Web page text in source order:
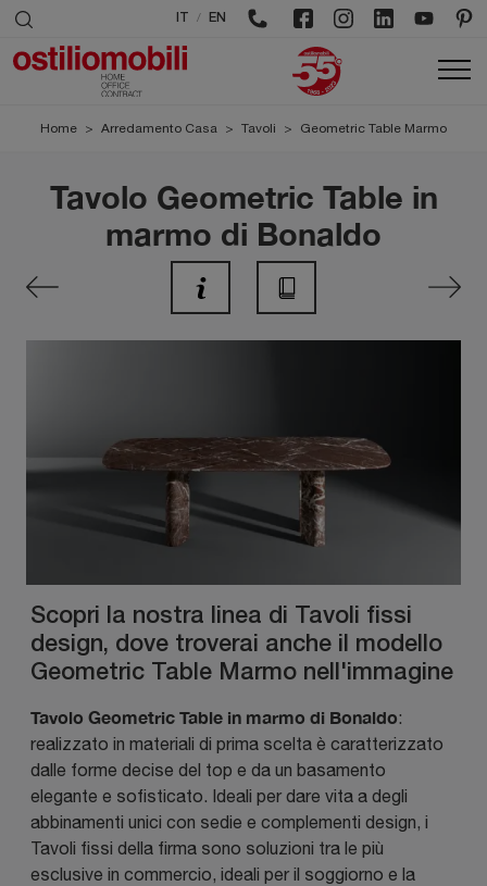
/ EN
Home > Arredamento Casa > Tavoli > Geometric Table Marmo
Tavolo Geometric Table in
marmo di Bonaldo
Scopri la nostra linea di Tavoli fissi
design, dove troverai anche il modello
Geometric Table Marmo nell'immagine
Tavolo Geometric Table in marmo di Bonaldo:
realizzato in materiali di prima scelta è caratterizzato
dalle forme decise del top e da un basamento
elegante e sofisticato. Ideali per dare vita a degli
abbinamenti unici con sedie e complementi design, i
Tavoli fissi della firma sono soluzioni tra le più
esclusive in commercio, ideali per il soggiorno e la